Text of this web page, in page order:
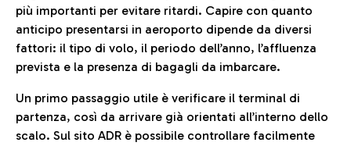
più importanti per evitare ritardi. Capire con quanto
anticipo presentarsi in aeroporto dipende da diversi
fattori: il tipo di volo, il periodo dell’anno, l’affluenza
prevista e la presenza di bagagli da imbarcare.
Un primo passaggio utile è verificare il terminal di
partenza, così da arrivare già orientati all’interno dello
scalo. Sul sito ADR è possibile controllare facilmente